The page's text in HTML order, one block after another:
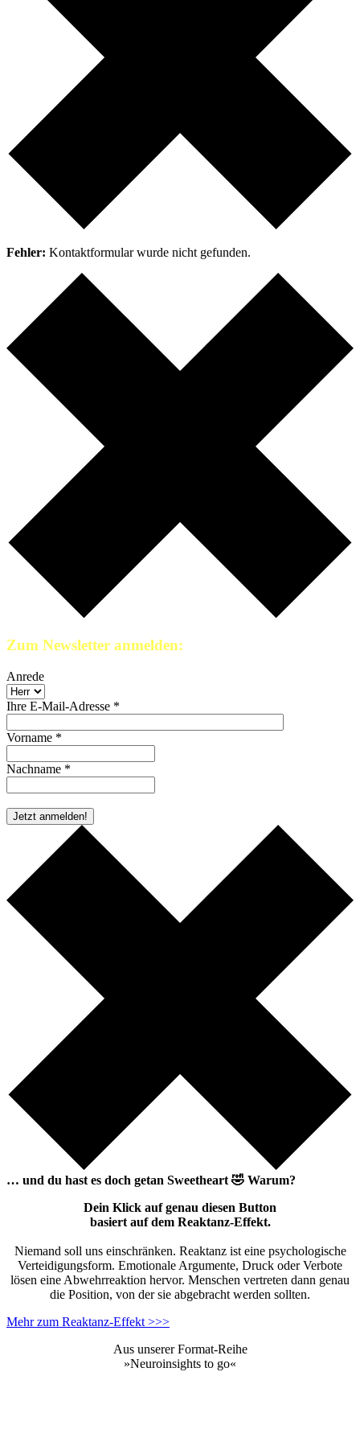
Fehler: Kontaktformular wurde nicht gefunden.
Zum Newsletter anmelden:
Anrede
Ihre E-Mail-Adresse *
Vorname *
Nachname *
… und du hast es doch getan Sweetheart 🤣 Warum?
Dein Klick auf genau diesen Button
basiert auf dem Reaktanz-Effekt.
Niemand soll uns einschränken. Reaktanz ist eine psychologische
Verteidigungsform. Emotionale Argumente, Druck oder Verbote
lösen eine Abwehrreaktion hervor. Menschen vertreten dann genau
die Position, von der sie abgebracht werden sollten.
Mehr zum Reaktanz-Effekt >>>
Aus unserer Format-Reihe
»Neuroinsights to go«